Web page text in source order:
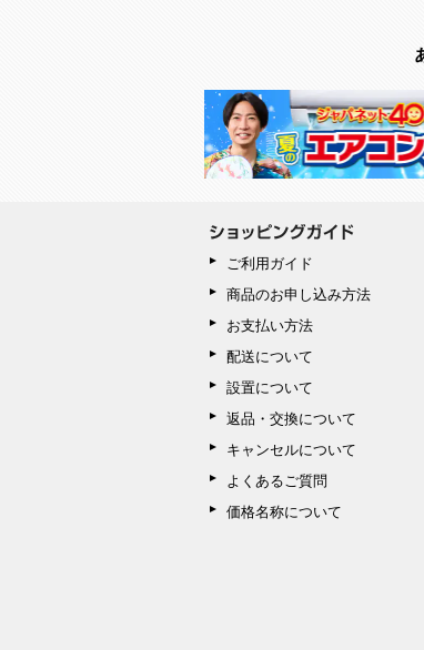
ご利用ガイド
商品のお申し込み方法
お支払い方法
配送について
設置について
返品・交換について
キャンセルについて
よくあるご質問
価格名称について